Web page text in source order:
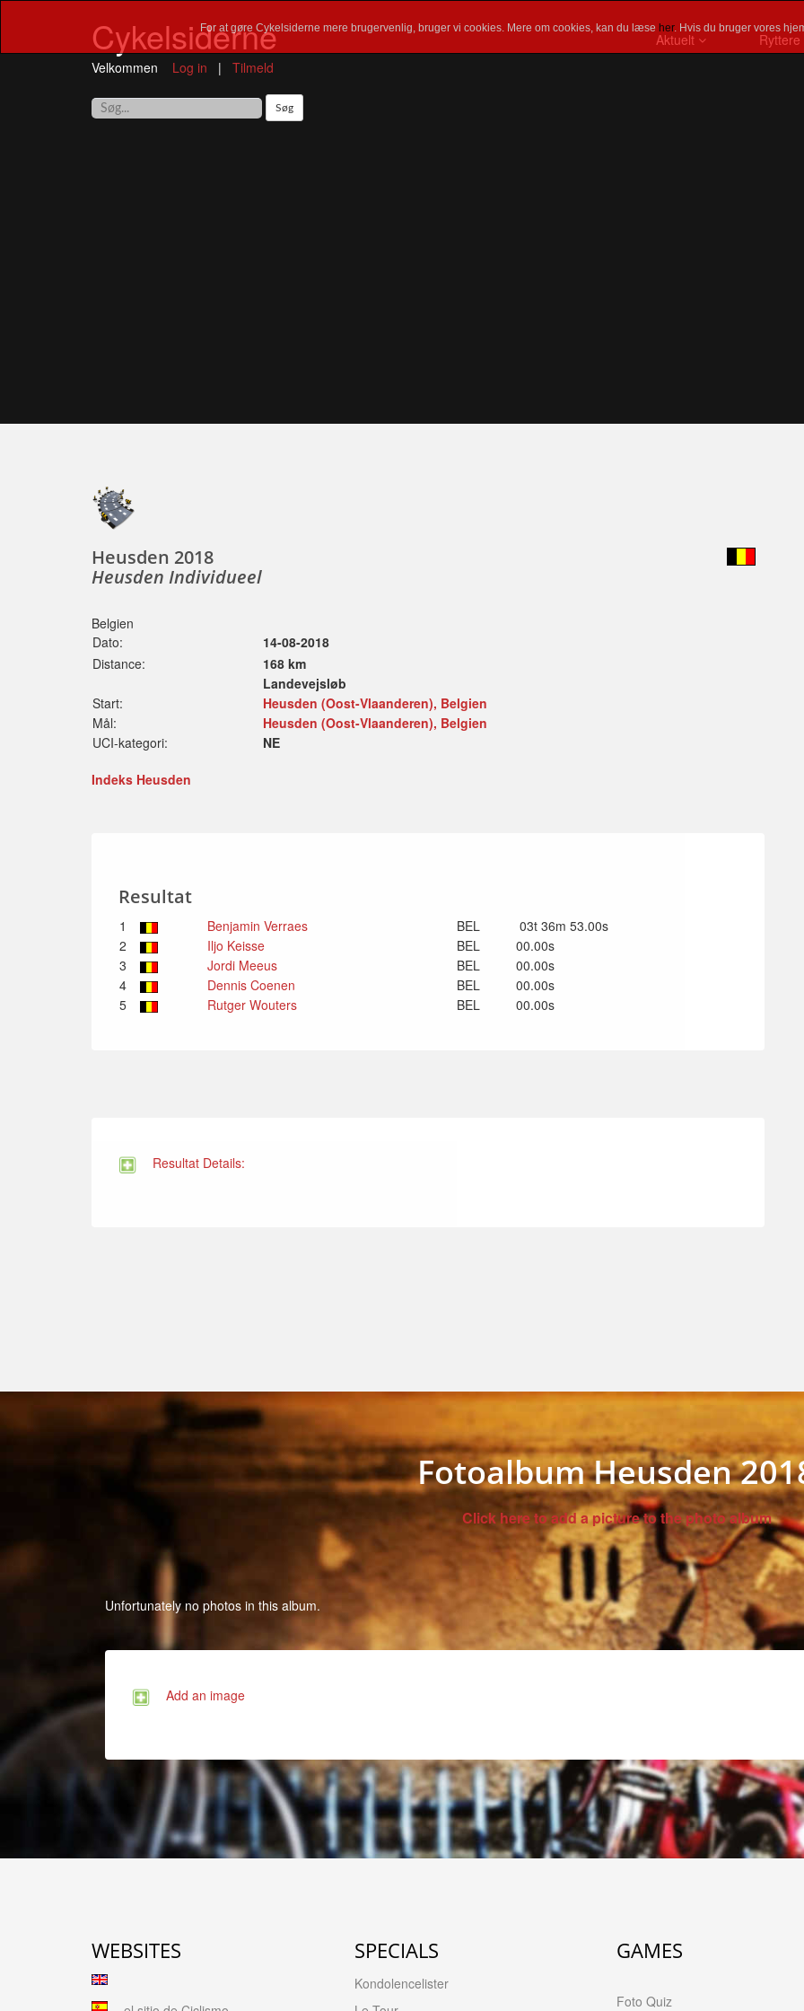
For at gøre Cykelsiderne mere brugervenlig, bruger vi cookies. Mere om cookies, kan du læse her. Hvis du bruger vores
Cykelsiderne
Velkommen Log in | Tilmeld
Aktuelt Ryttere
Heusden 2018
Heusden Individueel
Belgien
Dato:
14-08-2018
Distance:
168 km
Landevejsløb
Start:
Heusden (Oost-Vlaanderen), Belgien
Mål:
Heusden (Oost-Vlaanderen), Belgien
UCI-kategori:
NE
Indeks Heusden
Resultat
1 Benjamin Verraes BEL
03t 36m 53.00s
2
Iljo Keisse BEL
00.00s
3
Jordi Meeus BEL
00.00s
4
Dennis Coenen BEL
00.00s
5
Rutger Wouters BEL 00.00s
Resultat Details:
Fotoalbum Heusden
Click here to add a picture to the photo album
Unfortunately no photos in this album.
Add an image
WEBSITES SPECIALS
Kondolencelister
GAMES
Foto Quiz